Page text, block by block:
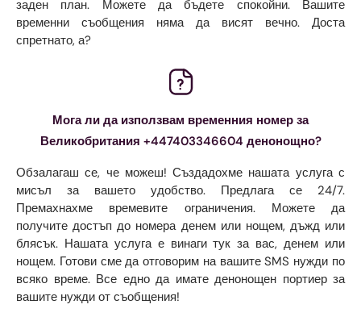
заден план. Можете да бъдете спокойни. Вашите
временни съобщения няма да висят вечно. Доста
спретнато, а?
Мога ли да използвам временния номер за
Великобритания +447403346604 денонощно?
Обзалагаш се, че можеш! Създадохме нашата услуга с
мисъл за вашето удобство. Предлага се 24/7.
Премахнахме времевите ограничения. Можете да
получите достъп до номера денем или нощем, дъжд или
блясък. Нашата услуга е винаги тук за вас, денем или
нощем. Готови сме да отговорим на вашите SMS нужди по
всяко време. Все едно да имате денонощен портиер за
вашите нужди от съобщения!